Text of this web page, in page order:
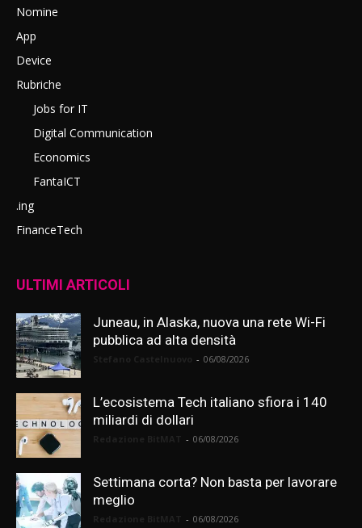
Nomine
App
Device
Rubriche
Jobs for IT
Digital Communication
Economics
FantaICT
.ing
FinanceTech
ULTIMI ARTICOLI
Juneau, in Alaska, nuova una rete Wi-Fi
pubblica ad alta densità
- 06/08/2026
L’ecosistema Tech italiano sfiora i 140
miliardi di dollari
- 06/08/2026
Settimana corta? Non basta per lavorare
meglio
- 06/08/2026